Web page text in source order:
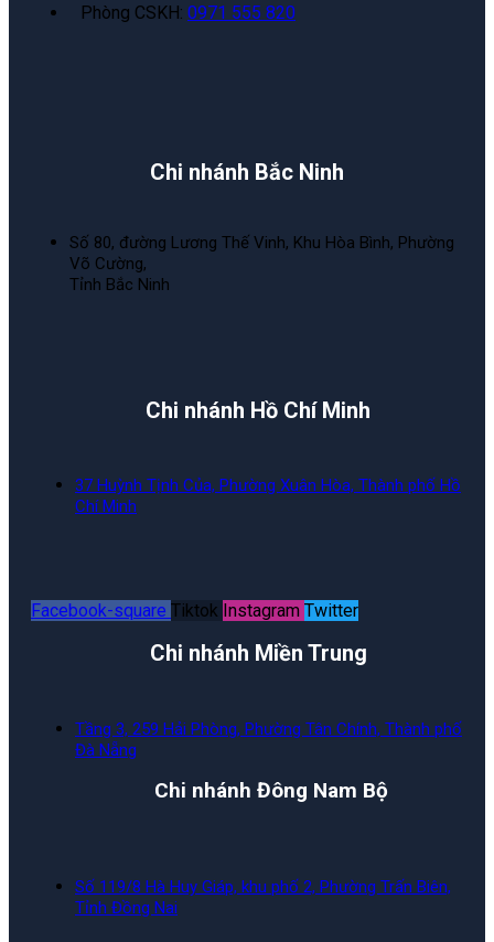
Phòng CSKH: 0971 555 820
Chi nhánh Bắc Ninh
Số 80, đường Lương Thế Vinh, Khu Hòa Bình, Phường
Võ Cường,
Tỉnh Bắc Ninh
Chi nhánh Hồ Chí Minh
37 Huỳnh Tịnh Của, Phường Xuân Hòa, Thành phố Hồ
Chí Minh
Facebook-square Tiktok Instagram Twitter
Chi nhánh Miền Trung
Tầng 3, 259 Hải Phòng, Phường Tân Chính, Thành phố
Đà Nẵng
Chi nhánh Đông Nam Bộ
Số 119/8 Hà Huy Giáp, khu phố 2, Phường Trấn Biên,
Tỉnh Đồng Nai